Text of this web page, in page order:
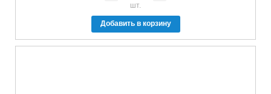
шт.
Добавить в корзину